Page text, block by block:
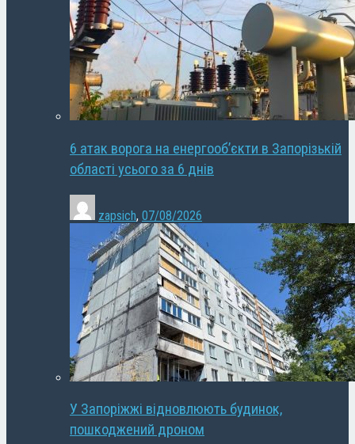
6 атак ворога на енергооб’єкти в Запорізькій
області усього за 6 днів
zapsich, 07/08/2026
У Запоріжжі відновлюють будинок,
пошкоджений дроном